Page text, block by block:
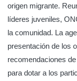
origen migrante.
líderes juveniles,
la comunidad. La
presentación de los
recomendaciones
para dotar a los